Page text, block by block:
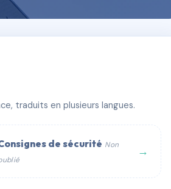
traduits en plusieurs langues.
de sécurité Non
→